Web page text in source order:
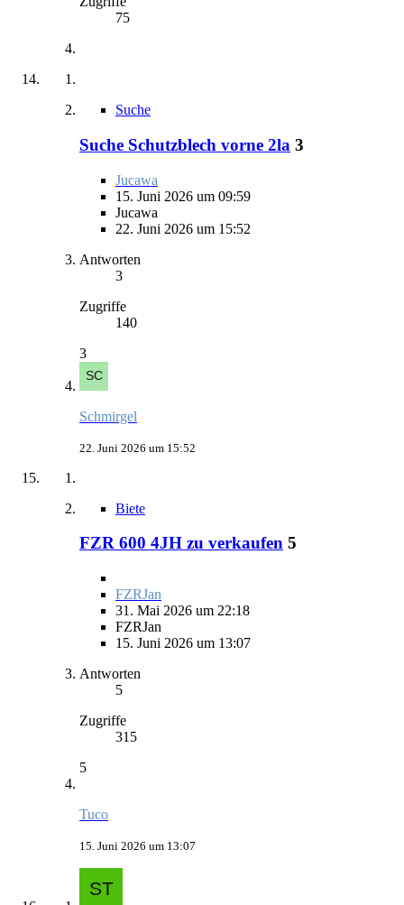
75
Suche
Suche Schutzblech vorne 2la 3
Jucawa
15. Juni 2026 um 09:59
Jucawa
22. Juni 2026 um 15:52
Antworten
3
Zugriffe
140
3
Schmirgel
22. Juni 2026 um 15:52
Biete
FZR 600 4JH zu verkaufen 5
FZRJan
31. Mai 2026 um 22:18
FZRJan
15. Juni 2026 um 13:07
Antworten
5
Zugriffe
315
5
Tuco
15. Juni 2026 um 13:07